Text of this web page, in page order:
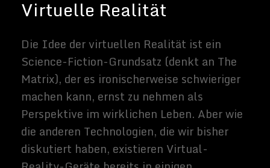
anzurichten. Unternehmen, die uns heute
überzeugen oder unser Verhalten zum
haben zudem eine relativ begrenzte
Fähigkeit dazu - im Vergleich zu der vollen
immersiven Kontrolle, die VR bieten
könnte. Stell Dir sich vor, wenn Deine VR-
Erfahrungen von Unternehmen kontrolliert
werden, die versuchen, Dir ihre Produkte
oder Dienstleistungen zu verkaufen?
Humangenetische
Modifikation